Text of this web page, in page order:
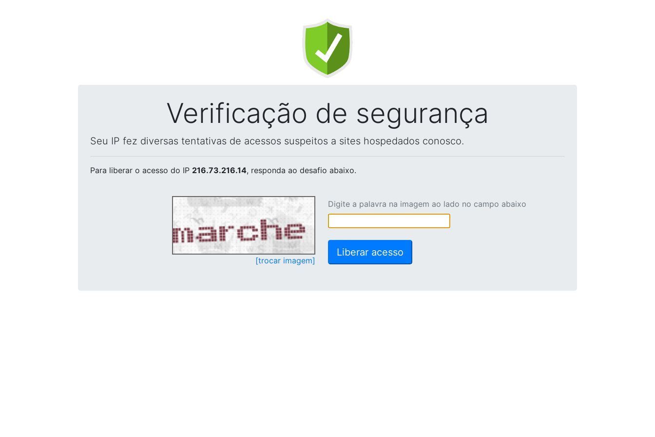
Verificação de segurança
Seu IP fez diversas tentativas de acessos suspeitos a sites hospedados conosco.
Para liberar o acesso do IP 216.73.216.14, responda ao desafio abaixo.
[trocar imagem]
Digite a palavra na imagem ao lado no campo abaixo